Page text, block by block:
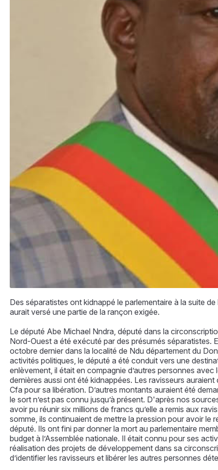
Des séparatistes ont kidnappé le parlementaire à la suite
aurait versé une partie de la rançon exigée.
Le député Abe Michael Nndra, député dans la
Nord-Ouest a été exécuté par des présumés séparatistes.
octobre dernier dans la localité de Ndu département du
activités politiques, le député a été conduit vers une
enlèvement, il était en compagnie d’autres personnes
dernières aussi ont été kidnappées. Les ravisseurs
Cfa pour sa libération. D’autres montants auraient été
le sort n’est pas connu jusqu’à présent. D'après nos
avoir pu réunir six millions de francs qu’elle a remis aux
somme, ils continuaient de mettre la pression pour avoir le
député. Ils ont fini par donner la mort au parlementaire
budget à l’Assemblée nationale. Il était connu pour ses
réalisation des projets de développement dans sa
d’identifier les ravisseurs et libérer les autres personnes